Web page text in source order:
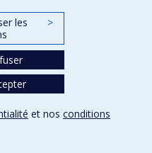
les
>
et nos conditions